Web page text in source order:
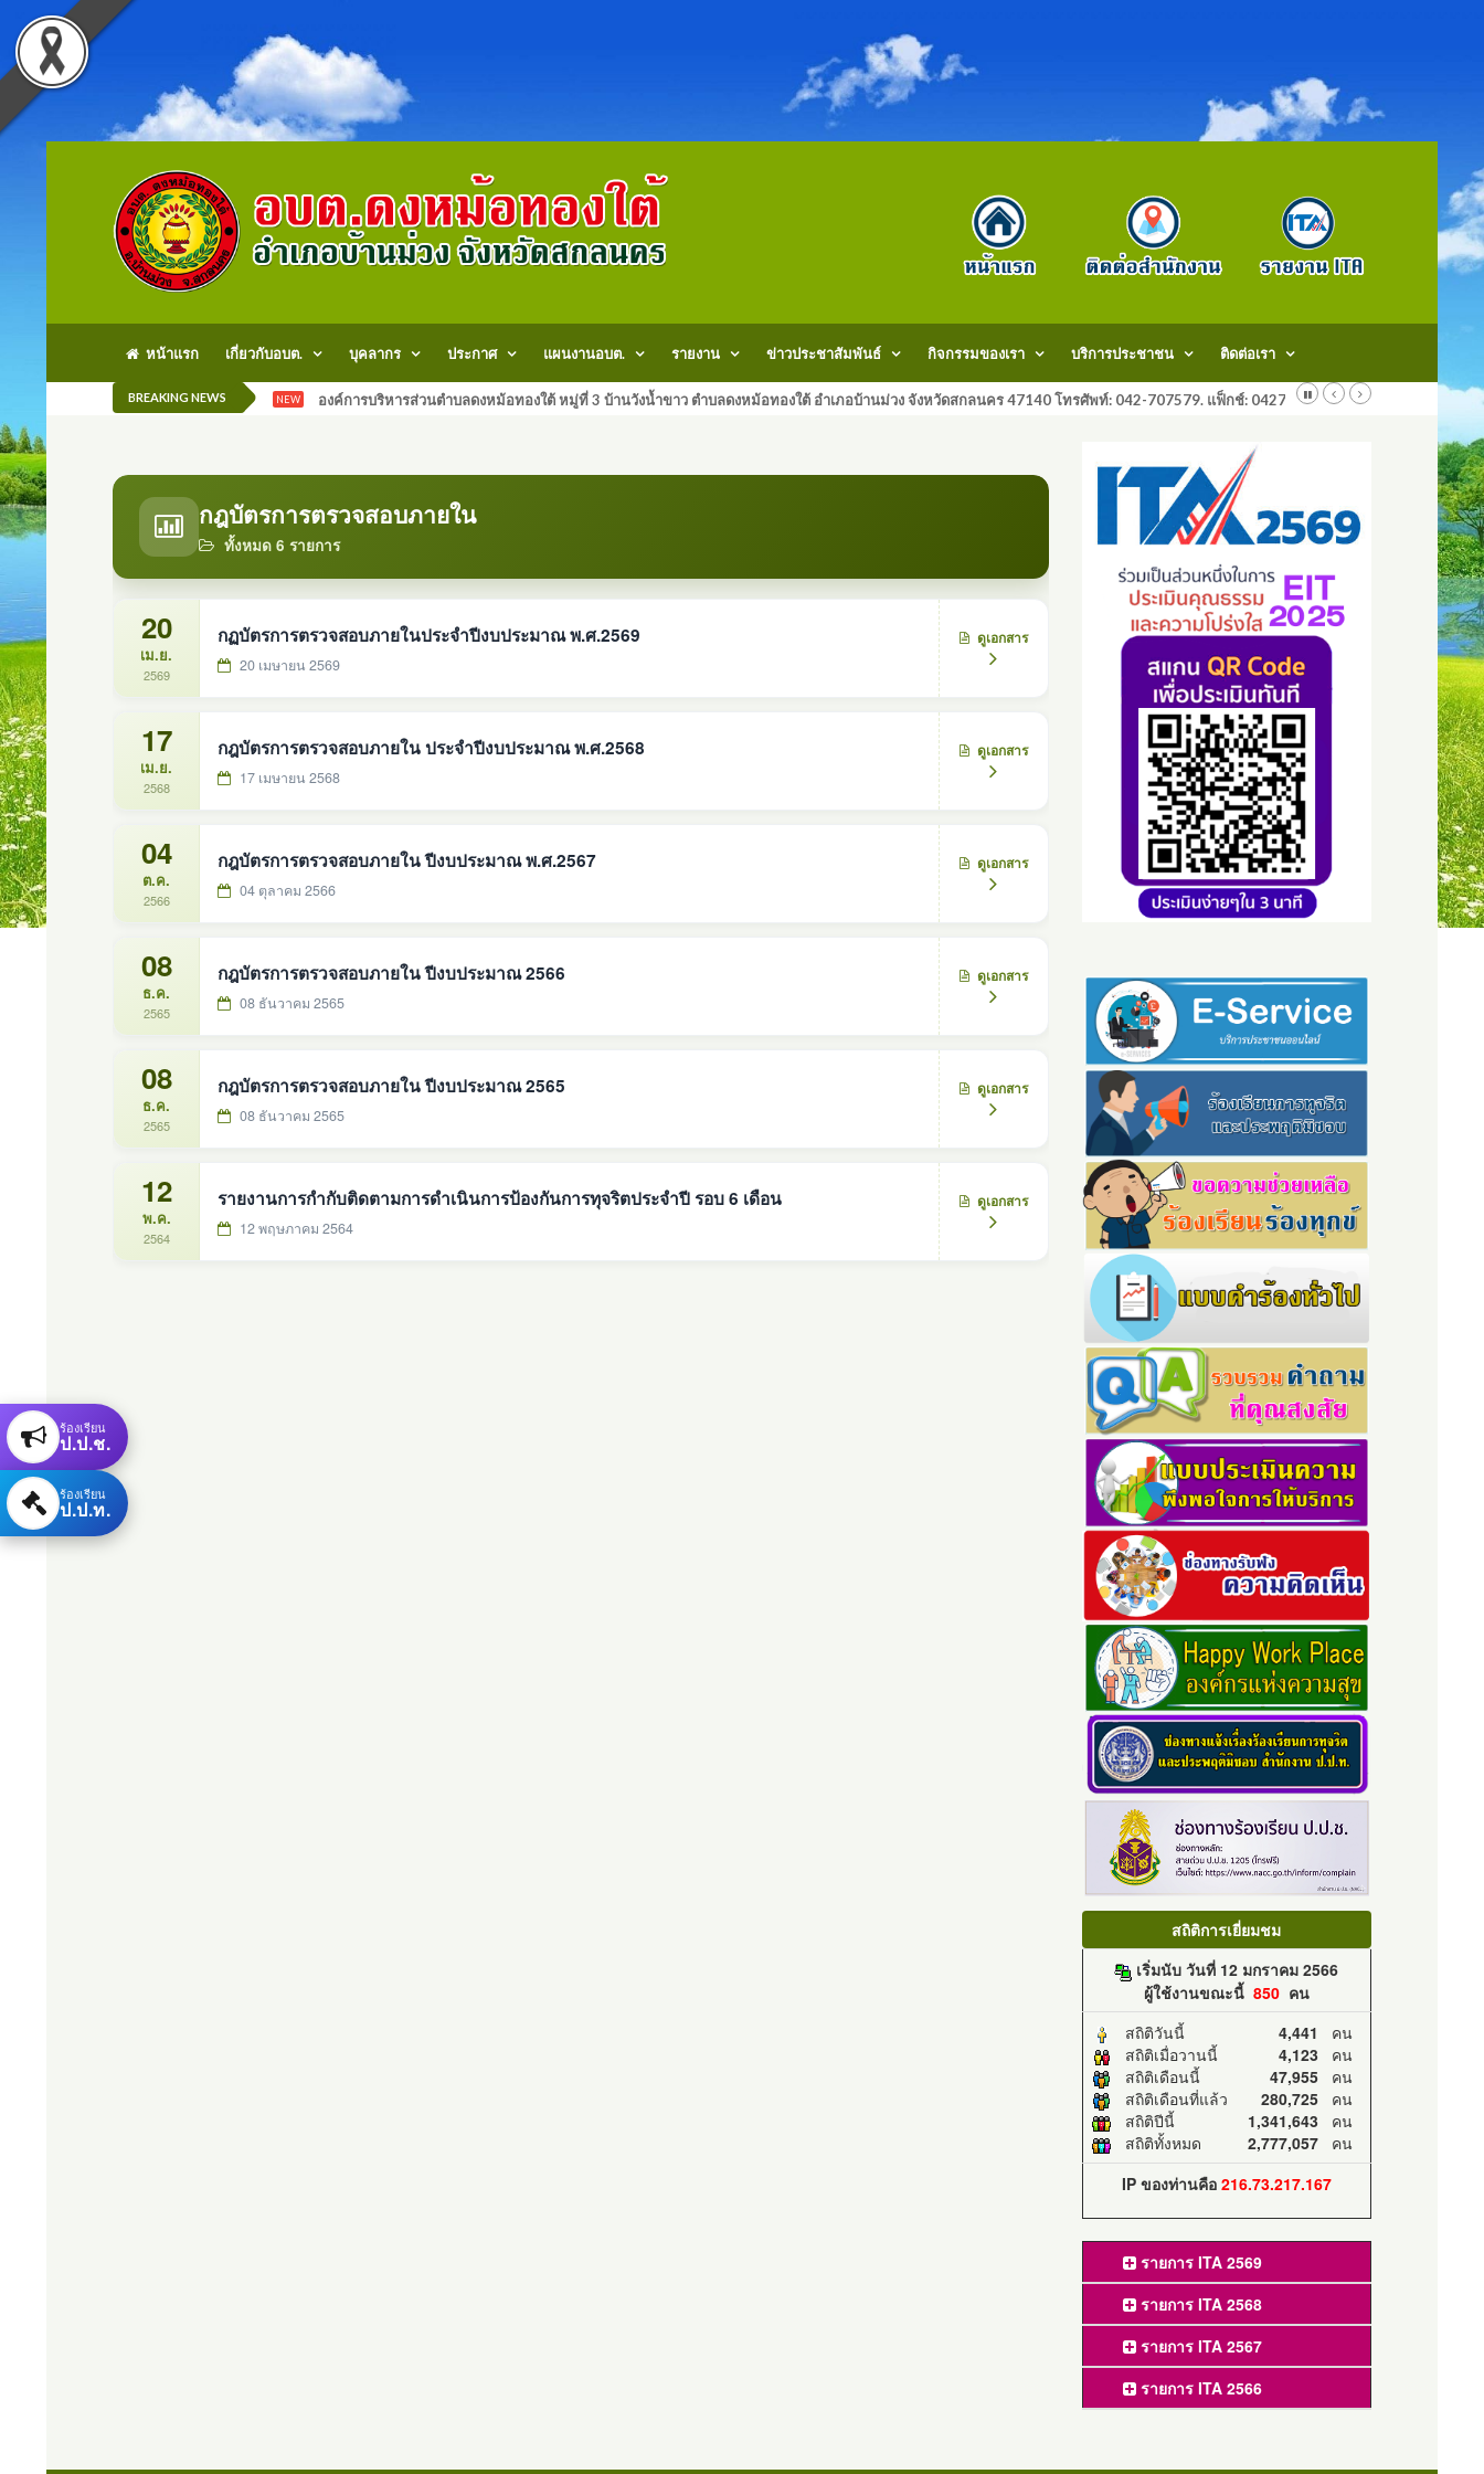
หน้าแรก เกี่ยวกับอบต. บุคลากร ประกาศ แผนงานอบต. รายงาน ข่าวประชาสัมพันธ์ กิจกรรมของเรา บริการประชาชน ติดต่อเรา
BREAKING NEWS NEW องค์การบริหารส่วนตำบลดงหม้อทองใต้ หมู่ที่ 3 บ้านวังน้ำขาว ตำบลดงหม้อทองใต้ อำเภอบ้านม่วง จังหวัดสกลนคร 47140 โทรศัพท์: 042-707579. แฟ็กช์: 042707579 E-Mail:
กฎบัตรการตรวจสอบภายใน
ทั้งหมด 6 รายการ
20
เม.ย.
2569
กฏบัตรการตรวจสอบภายในประจำปีงบประมาณ พ.ศ.2569
20 เมษายน 2569
ดูเอกสาร
17
เม.ย.
2568
กฎบัตรการตรวจสอบภายใน ประจำปีงบประมาณ พ.ศ.2568
17 เมษายน 2568
ดูเอกสาร
04
ต.ค.
2566
กฎบัตรการตรวจสอบภายใน ปีงบประมาณ พ.ศ.2567
04 ตุลาคม 2566
ดูเอกสาร
08
ธ.ค.
2565
กฎบัตรการตรวจสอบภายใน ปีงบประมาณ 2566
08 ธันวาคม 2565
ดูเอกสาร
08
ธ.ค.
2565
กฎบัตรการตรวจสอบภายใน ปีงบประมาณ 2565
08 ธันวาคม 2565
ดูเอกสาร
12
พ.ค.
2564
รายงานการกำกับติดตามการดำเนินการป้องกันการทุจริตประจำปี รอบ 6 เดือน
12 พฤษภาคม 2564
ดูเอกสาร
สถิติการเยี่ยมชม
เริ่มนับ วันที่ 12 มกราคม 2566
ผู้ใช้งานขณะนี้ 850คน
สถิติวันนี้
4,441 คน
สถิติเมื่อวานนี้
4,123คน
สถิติเดือนนี้
47,955คน
สถิติเดือนที่แล้ว
280,725คน
สถิติปีนี้
1,341,643คน
สถิติทั้งหมด
2,777,057คน
IP ของท่านคือ 216.73.217.167
รายการ ITA 2569
รายการ ITA 2568
รายการ ITA 2567
รายการ ITA 2566
ร้องเรียน
ป.ป.ช.
ร้องเรียน
ป.ป.ท.